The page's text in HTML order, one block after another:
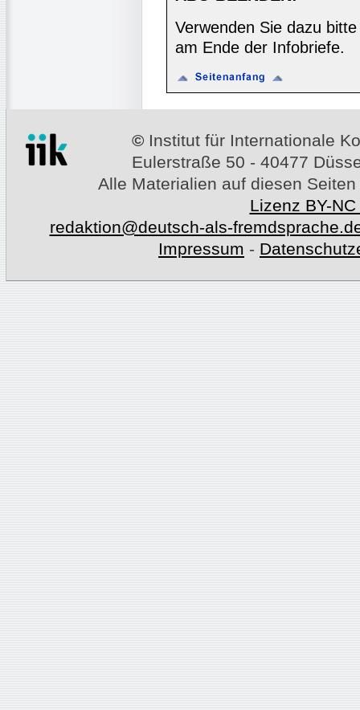
Verwenden Sie dazu
am Ende der Infobriefe.
© Institut für Internationale
Eulerstraße 50 - 40477
Alle Materialien auf diesen
Lizenz BY-
redaktion@deutsch-als-
Impressum -